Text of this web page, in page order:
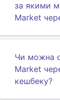
за якими
Market
Чи можна
Market
кешбеку?